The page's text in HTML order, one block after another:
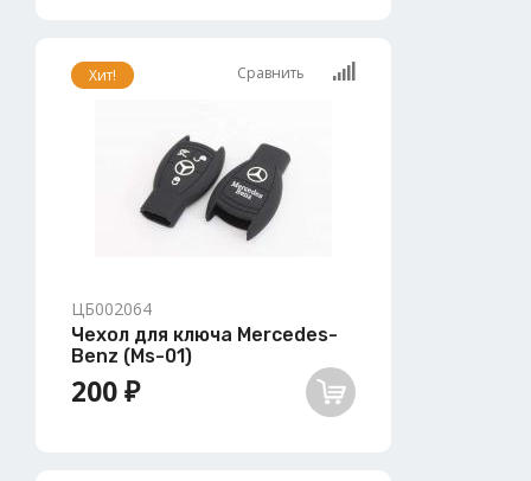
Хит! Сравнить
ЦБ002064
Чехол для ключа Mercedes-
Benz (Ms-01)
200 ₽